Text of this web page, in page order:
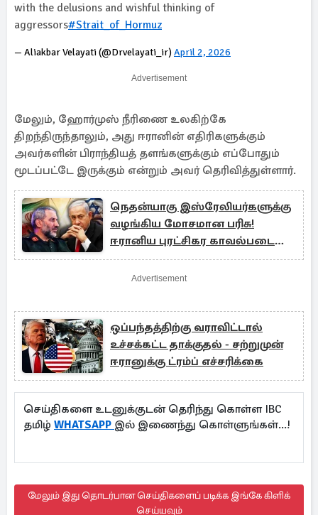
with the delusions and wishful thinking of
aggressors#Strait_of_Hormuz
— Aliakbar Velayati (@Drvelayati_ir) April 2, 2026
Advertisement
மேலும், ஹோர்முஸ் நீரிணை உலகிற்கே
திறந்திருந்தாலும், அது ஈரானின் எதிரிகளுக்கும்
அவர்களின் பிராந்தியத் தளங்களுக்கும் எப்போதும்
மூடப்பட்டே இருக்கும் என்றும் அவர் தெரிவித்துள்ளார்.
நெதன்யாகு இஸ்ரேலியர்களுக்கு
வழங்கிய மோசமான பரிசு!
ஈரானிய புரட்சிகர காவல்படை
தளபதி கேலி
Advertisement
ஒப்பந்தத்திற்கு வராவிட்டால்
உச்சக்கட்ட தாக்குதல் - சற்றுமுன்
ஈரானுக்கு ட்ரம்ப் எச்சரிக்கை
செய்திகளை உடனுக்குடன் தெரிந்து கொள்ள IBC
தமிழ் WHATSAPP இல் இணைந்து கொள்ளுங்கள்...!
மேலும் இது தொடர்பான செய்திகளைப் படிக்க இங்கே கிளிக்
செய்யவும்